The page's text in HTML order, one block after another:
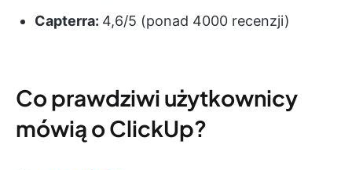
Capterra: 4,6/5 (ponad 4000 recenzji)
Co prawdziwi użytkownicy
mówią o ClickUp?